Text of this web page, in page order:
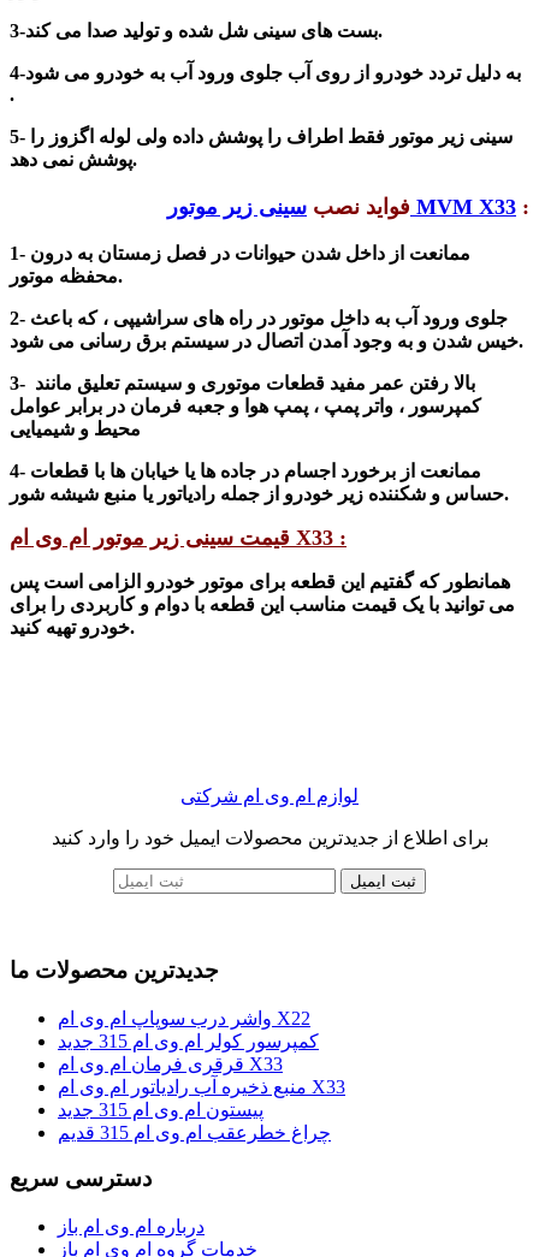
3-بست های سینی شل شده و تولید صدا می کند.
4-به دلیل تردد خودرو از روی آب جلوی ورود آب به خودرو می شود
.
5- سینی زیر موتور فقط اطراف را پوشش داده ولی لوله اگزوز را
پوش ش نمی دهد.
فواید نصب سینی زیر موتور MVM X33 :
1- ممانعت از داخل شدن حیوانات در فصل زمستان به درون
محفظه موتور.
2- جلوی ورود آب به داخل موتور در راه های سراشیپی ، که باعث
خیس شدن و به وجود آمدن اتصال در سیستم برق رسانی می شو د.
3- بالا رفتن عمر مفید قطعات موتوری و سیستم تعلیق مانند
کمپرسور ، واتر پمپ ، پمپ هوا و جعبه فرمان در برابر عوامل
محیط و شیمیایی
4- ممانعت از برخورد اجسام در جاده ها یا خیابان ها با قطعات
حساس و شکننده زیر خودرو از جمله رادیاتور یا منبع شیشه شور.
قیمت سینی زیر موتور ام وی ام X33 :
همانطور که گفتیم این قطعه برای موتور خودرو الزامی است پس
می توانید با یک قیمت مناسب این قطعه با دوام و کاربردی را برای
خودرو تهیه کنید.
لوازم ام وی ام شرکتی
برای اطلاع از جدیدترین محصولات ایمیل خود را وارد کنید
ثبت ایمیل
جدیدترین محصولات ما
واشر درب سوپاپ ام وی ام X22
کمپرسور کولر ام وی ام 315 جدید
قرقری فرمان ام وی ام X33
منبع ذخیره آب رادیاتور ام وی ام X33
پیستون ام وی ام 315 جدید
چراغ خطرعقب ام وی ام 315 قدیم
دسترسی سریع
درباره ام وی ام باز
خدمات گروه ام وی ام باز